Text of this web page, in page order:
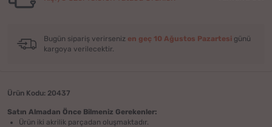
Bugün sipariş verirseniz en geç 10 Ağustos Pazartesi günü
kargoya verilecektir.
Ürün Kodu: 20437
Satın Almadan Önce Bilmeniz Gerekenler:
Ürün iki akrilik parçadan oluşmaktadır.